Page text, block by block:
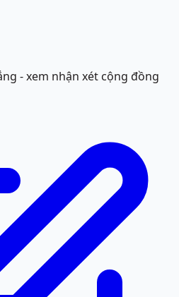
- xem nhận xét cộng đồng